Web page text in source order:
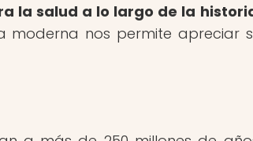
la salud a lo largo de la
moderna nos permite apreciar